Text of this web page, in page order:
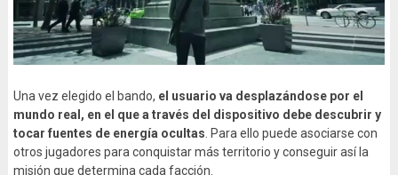
Una vez elegido el bando, el usuario va desplazándose por el
mundo real, en el que a través del dispositivo debe descubrir y
tocar fuentes de energía ocultas. Para ello puede asociarse con
otros jugadores para conquistar más territorio y conseguir así la
misión que determina cada facción.